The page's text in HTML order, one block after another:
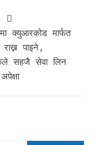
क्युआरकोड मार्फत
राख्न पाइने,
सहजै सेवा लिन